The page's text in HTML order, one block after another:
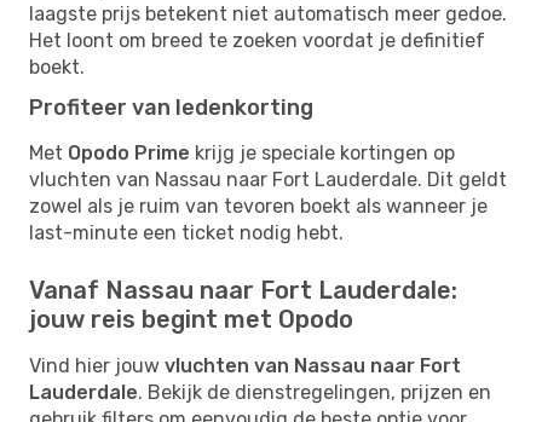
laagste prijs betekent niet automatisch meer gedoe.
Het loont om breed te zoeken voordat je definitief
boekt.
Profiteer van ledenkorting
Met Opodo Prime krijg je speciale kortingen op
vluchten van Nassau naar Fort Lauderdale. Dit geldt
zowel als je ruim van tevoren boekt als wanneer je
last-minute een ticket nodig hebt.
Vanaf Nassau naar Fort Lauderdale:
jouw reis begint met Opodo
Vind hier jouw vluchten van Nassau naar Fort
Lauderdale. Bekijk de dienstregelingen, prijzen en